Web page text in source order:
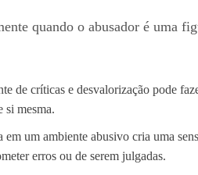
quando o abusador é uma
de críticas e desvalorização pode
si mesma.
em um ambiente abusivo cria uma
erros ou de serem julgadas.